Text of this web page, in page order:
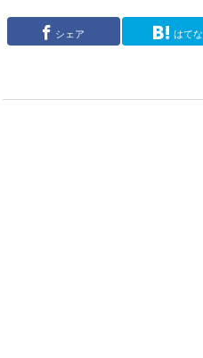
シェア はてな